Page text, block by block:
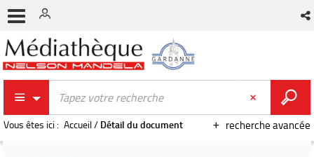
recherche avancée
Vous êtes ici : Accueil/ Détail du document